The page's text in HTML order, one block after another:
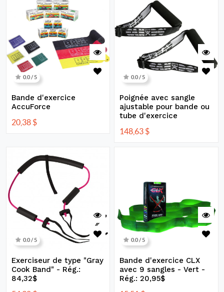
0.0 / 5
Bande d'exercice
AccuForce
20,38$
0.0 / 5
Poignée avec sangle
ajustable pour bande ou
tube d'exercice
148,63 $
0.0 / 5
Exerciseur de type "Gray
Cook Band" - Rég.:
84,32$
0.0 / 5
Bande d'exercice CLX
avec 9 sangles - Vert -
Rég.: 20,95$